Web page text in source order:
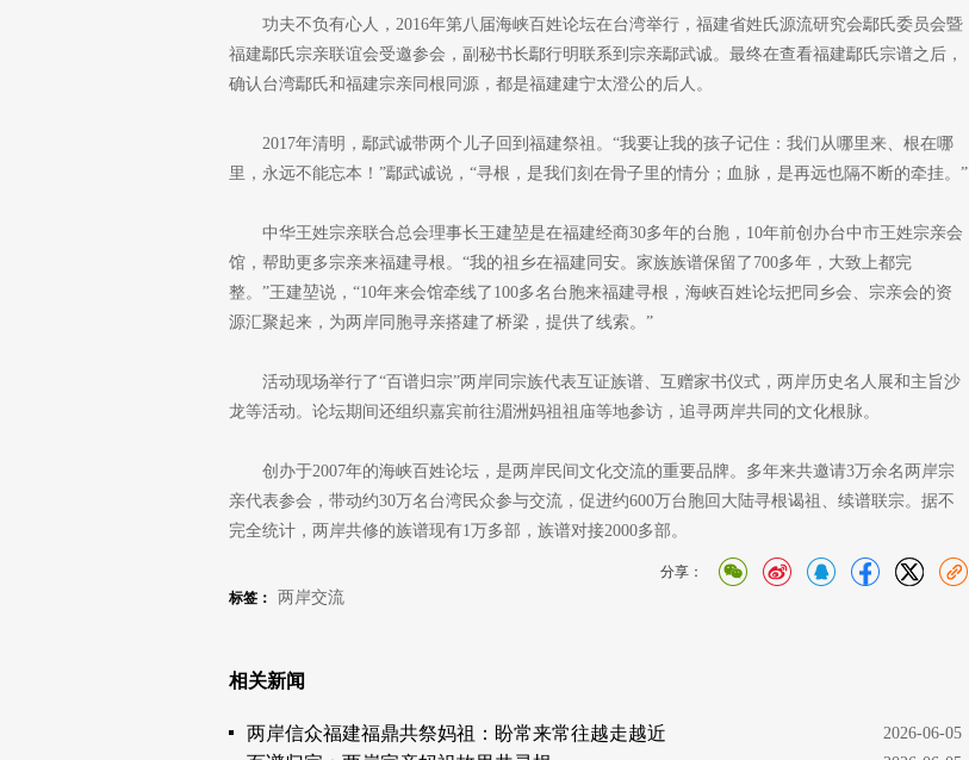
功夫不负有心人，2016年第八届海峡百姓论坛在台湾举行，福建省姓氏源流研究会鄢氏委员会暨
福建鄢氏宗亲联谊会受邀参会，副秘书长鄢行明联系到宗亲鄢武诚。最终在查看福建鄢氏宗谱之后，
确认台湾鄢氏和福建宗亲同根同源，都是福建建宁太澄公的后人。
2017年清明，鄢武诚带两个儿子回到福建祭祖。“我要让我的孩子记住：我们从哪里来、根在哪
里，永远不能忘本！”鄢武诚说，“寻根，是我们刻在骨子里的情分；血脉，是再远也隔不断的牵挂。”
中华王姓宗亲联合总会理事长王建堃是在福建经商30多年的台胞，10年前创办台中市王姓宗亲会
馆，帮助更多宗亲来福建寻根。“我的祖乡在福建同安。家族族谱保留了700多年，大致上都完
整。”王建堃说，“10年来会馆牵线了100多名台胞来福建寻根，海峡百姓论坛把同乡会、宗亲会的资
源汇聚起来，为两岸同胞寻亲搭建了桥梁，提供了线索。”
活动现场举行了“百谱归宗”两岸同宗族代表互证族谱、互赠家书仪式，两岸历史名人展和主旨沙
龙等活动。论坛期间还组织嘉宾前往湄洲妈祖祖庙等地参访，追寻两岸共同的文化根脉。
创办于2007年的海峡百姓论坛，是两岸民间文化交流的重要品牌。多年来共邀请3万余名两岸宗
亲代表参会，带动约30万名台湾民众参与交流，促进约600万台胞回大陆寻根谒祖、续谱联宗。据不
完全统计，两岸共修的族谱现有1万多部，族谱对接2000多部。
分享：
标签：
两岸交流
相关新闻
2026-06-05
两岸信众福建福鼎共祭妈祖：盼常来常往越走越近